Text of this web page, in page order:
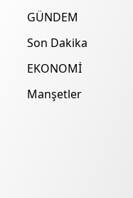
GÜNDEM
Son Dakika
EKONOMİ
Manşetler